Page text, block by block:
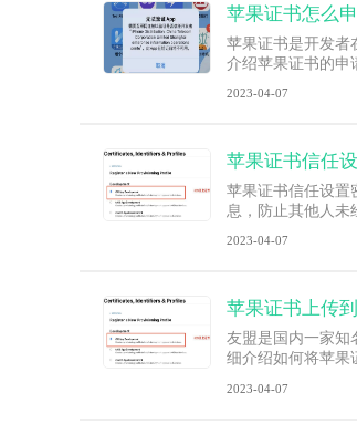
苹果证书怎么
苹果证书是开发者
介绍苹果证书的申
2023-04-07
苹果证书信任
苹果证书信任设置
息，防止其他人未
2023-04-07
苹果证书上传
友盟是国内一家知
细介绍如何将苹果
2023-04-07